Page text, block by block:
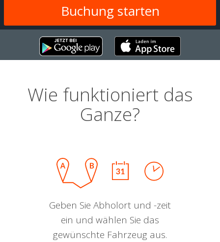
Wie funktioniert das
Ganze?
Geben Sie Abholort und -zeit
ein und wählen Sie das
gewünschte Fahrzeug aus.